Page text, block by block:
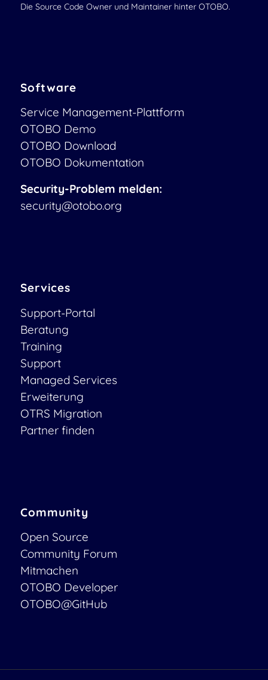
Die Source Code Owner und Maintainer hinter OTOBO.
Software
Service Management-Plattform
OTOBO Demo
OTOBO Download
OTOBO Dokumentation
Security-Problem melden:
security@otobo.org
Services
Support-Portal
Beratung
Training
Support
Managed Services
Erweiterung
OTRS Migration
Partner finden
Community
Open Source
Community Forum
Mitmachen
OTOBO Developer
OTOBO@GitHub